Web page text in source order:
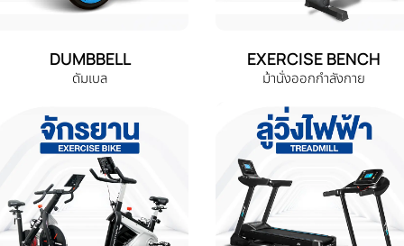
DUMBBELL
ดัมเบล
EXERCISE BENCH
ม้านั่งออกกำลังกาย